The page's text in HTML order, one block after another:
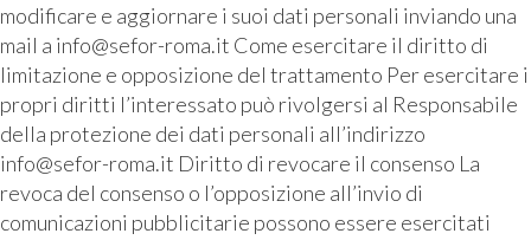
modificare e aggiornare i suoi dati personali inviando una
mail a info@sefor-roma.it Come esercitare il diritto di
limitazione e opposizione del trattamento Per esercitare i
propri diritti l’interessato può rivolgersi al Responsabile
della protezione dei dati personali all’indirizzo
info@sefor-roma.it Diritto di revocare il consenso La
revoca del consenso o l’opposizione all’invio di
comunicazioni pubblicitarie possono essere esercitati